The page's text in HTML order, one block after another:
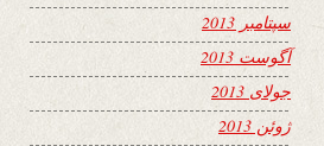
سپتامبر 2013
آگوست 2013
جولای 2013
ژوئن 2013